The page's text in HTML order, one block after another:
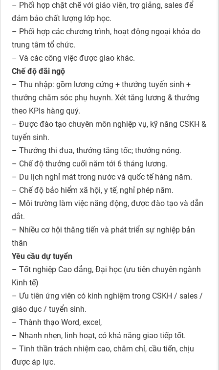
– Phối hợp chặt chẽ với giáo viên, trợ giảng, sales để
đảm bảo chất lượng lớp học.
– Phối hợp các chương trình, hoạt động ngoại khóa do
trung tâm tổ chức.
– Và các công việc được giao khác.
Chế độ đãi ngộ
– Thu nhập: gồm lương cứng + thưởng tuyển sinh +
thưởng chăm sóc phụ huynh. Xét tăng lương & thưởng
theo KPIs hàng quý.
– Được đào tạo chuyên môn nghiệp vụ, kỹ năng CSKH &
tuyển sinh.
– Thưởng thi đua, thưởng tăng tốc; thưởng nóng.
– Chế độ thưởng cuối năm tới 6 tháng lương.
– Du lịch nghỉ mát trong nước và quốc tế hàng năm.
– Chế độ bảo hiểm xã hội, y tế, nghỉ phép năm.
– Môi trường làm việc năng động, được đào tạo và dẫn
dắt.
– Nhiều cơ hội thăng tiến và phát triển sự nghiệp bản
thân
Yêu cầu dự tuyển
– Tốt nghiệp Cao đẳng, Đại học (ưu tiên chuyên ngành
Kinh tế)
– Ưu tiên ứng viên có kinh nghiệm trong CSKH / sales /
giáo dục / tuyển sinh.
– Thành thạo Word, excel,
– Nhanh nhẹn, linh hoạt, có khả năng giao tiếp tốt.
– Tinh thần trách nhiệm cao, chăm chỉ, cầu tiến, chịu
được áp lực.